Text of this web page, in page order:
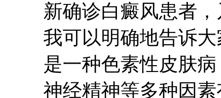
新确诊白癜风患者
我可以明确地告诉
是一种色素性皮肤
神经精神等多种因